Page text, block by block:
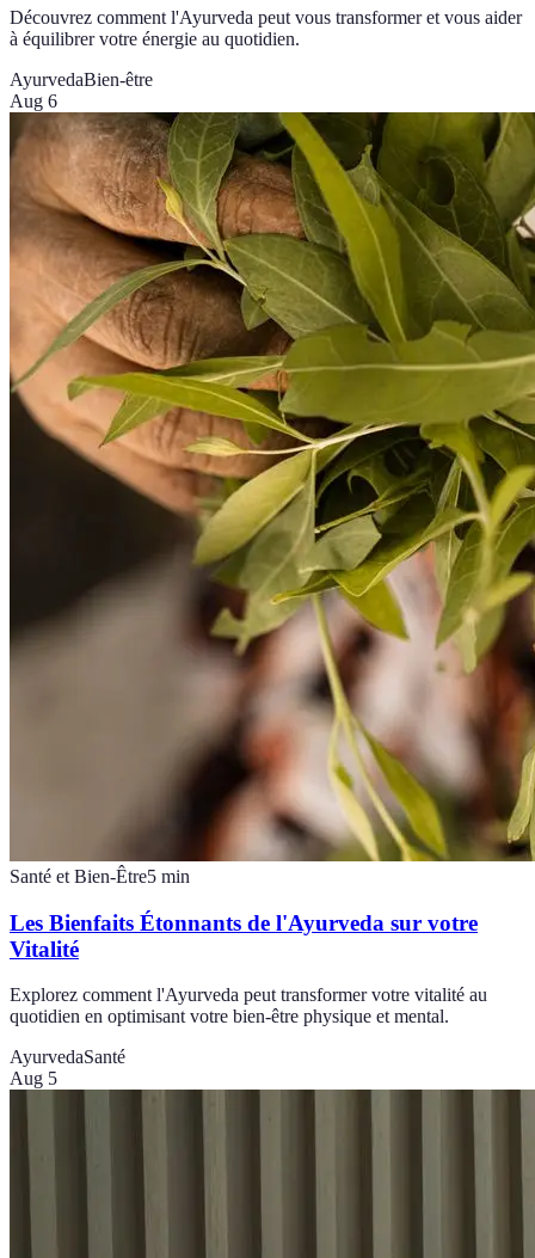
Découvrez comment l'Ayurveda peut vous transformer et vous aider
à équilibrer votre énergie au quotidien.
AyurvedaBien-être
Aug 6
Santé et Bien-Être5 min
Les Bienfaits Étonnants de l'Ayurveda sur votre
Vitalité
Explorez comment l'Ayurveda peut transformer votre vitalité au
quotidien en optimisant votre bien-être physique et mental.
AyurvedaSanté
Aug 5